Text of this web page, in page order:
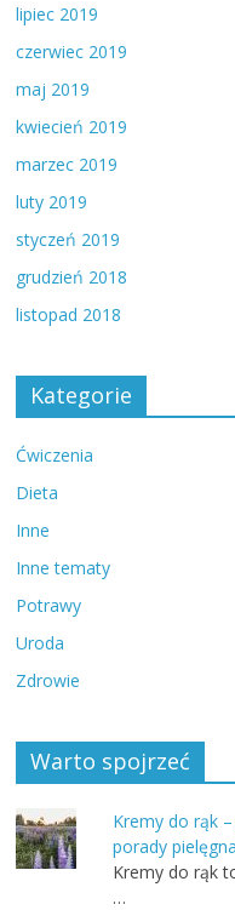
lipiec 2019
czerwiec 2019
maj 2019
kwiecień 2019
marzec 2019
luty 2019
styczeń 2019
grudzień 2018
listopad 2018
Kategorie
Ćwiczenia
Dieta
Inne
Inne tematy
Potrawy
Uroda
Zdrowie
Warto spojrzeć
Kremy do rąk
porady
Kremy do rąk
…